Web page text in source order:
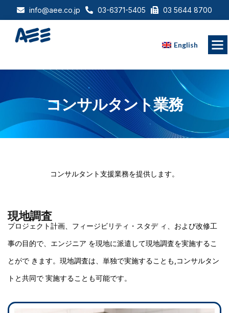
info@aee.co.jp 03-6371-5405 03 5644 8700
English
コンサルタント業務
コンサルタント支援業務を提供します。
現地調査
プロジェクト計画、フィージビリティ・スタデ ィ、および改修工
事の目的で、エンジニア を現地に派遣して現地調査を実施するこ
とがで きます。現地調査は、単独で実施することも,コンサルタン
トと共同で 実施することも可能です。